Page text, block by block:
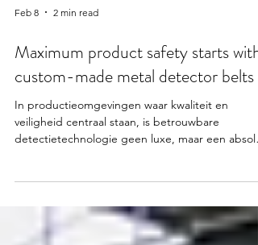
Feb 8 2 min read
Maximum product safety starts with
custom-made metal detector belts
veiligheid centraal staan, is betrouwbare
detectietechnologie geen luxe, maar een
noodzaak. Bij Torfs Leon Metaal- en
Machineconstructie begrijpen we dat elke